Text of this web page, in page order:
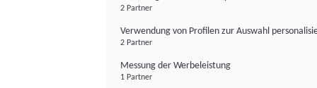
2 Partner
Verwendung von Profilen zur Auswahl
2 Partner
Messung der Werbeleistung
1 Partner